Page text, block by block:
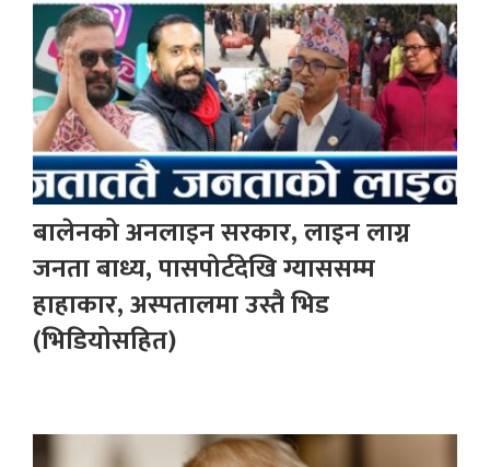
बालेनको अनलाइन सरकार, लाइन लाग्न
जनता बाध्य, पासपोर्टदेखि ग्याससम्म
हाहाकार, अस्पतालमा उस्तै भिड
(भिडियोसहित)